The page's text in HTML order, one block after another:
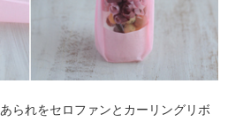
られをセロファンとカーリングリボ